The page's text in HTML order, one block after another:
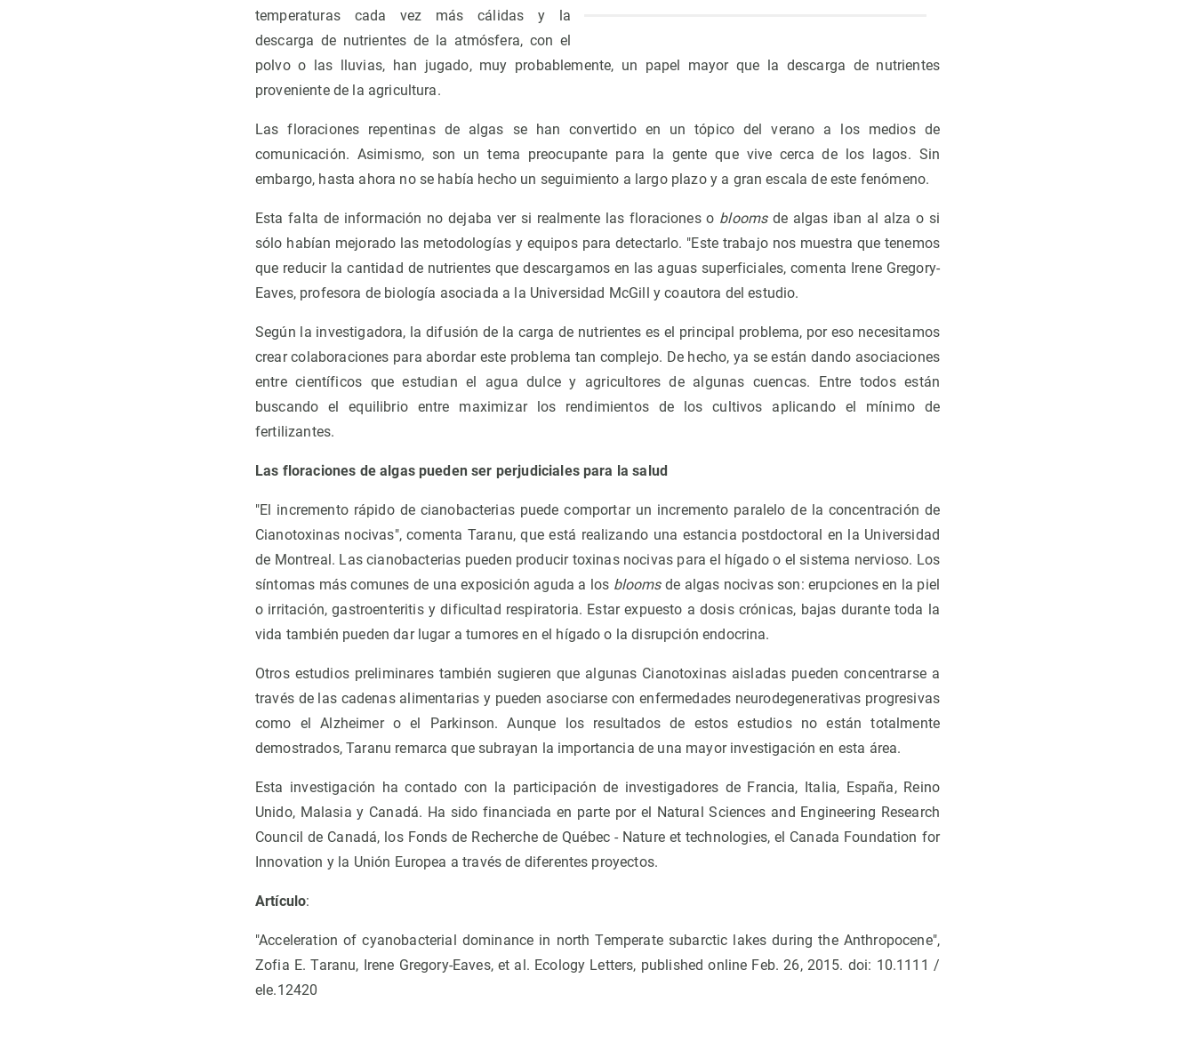
temperaturas cada vez más cálidas y la
descarga de nutrientes de la atmósfera, con el
polvo o las lluvias, han jugado, muy probablemente, un papel mayor que la descarga de nutrientes
proveniente de la agricultura.
Las floraciones repentinas de algas se han convertido en un tópico del verano a los medios de
comunicación. Asimismo, son un tema preocupante para la gente que vive cerca de los lagos. Sin
embargo, hasta ahora no se había hecho un seguimiento a largo plazo y a gran escala de este fenómeno.
Esta falta de información no dejaba ver si realmente las floraciones o bloomsde algas iban al alza o si
sólo habían mejorado las metodologías y equipos para detectarlo. "Este trabajo nos muestra que tenemos
que reducir la cantidad de nutrientes que descargamos en las aguas superficiales, comenta Irene Gregory-
Eaves, profesora de biología asociada a la Universidad McGill y coautora del estudio.
Según la investigadora, la difusión de la carga de nutrientes es el principal problema, por eso necesitamos
crear colaboraciones para abordar este problema tan complejo. De hecho, ya se están dando asociaciones
entre científicos que estudian el agua dulce y agricultores de algunas cuencas. Entre todos están
buscando el equilibrio entre maximizar los rendimientos de los cultivos aplicando el mínimo de
fertilizantes.
Las floraciones de algas pueden ser perjudiciales para la salud
"El incremento rápido de cianobacterias puede comportar un incremento paralelo de la concentración de
Cianotoxinas nocivas", comenta Taranu, que está realizando una estancia postdoctoral en la Universidad
de Montreal. Las cianobacterias pueden producir toxinas nocivas para el hígado o el sistema nervioso. Los
síntomas más comunes de una exposición aguda a los bloomsde algas nocivas son: erupciones en la piel
o irritación, gastroenteritis y dificultad respiratoria. Estar expuesto a dosis crónicas, bajas durante toda la
vida también pueden dar lugar a tumores en el hígado o la disrupción endocrina.
Otros estudios preliminares también sugieren que algunas Cianotoxinas aisladas pueden concentrarse a
través de las cadenas alimentarias y pueden asociarse con enfermedades neurodegenerativas progresivas
como el Alzheimer o el Parkinson. Aunque los resultados de estos estudios no están totalmente
demostrados, Taranu remarca que subrayan la importancia de una mayor investigación en esta área.
Esta investigación ha contado con la participación de investigadores de Francia, Italia, España, Reino
Unido, Malasia y Canadá. Ha sido financiada en parte por el Natural Sciences and Engineering Research
Council de Canadá, los Fonds de Recherche de Québec - Nature et technologies, el Canada Foundation for
Innovation y la Unión Europea a través de diferentes proyectos.
Artículo:
"Acceleration of cyanobacterial dominance in north Temperate subarctic lakes during the Anthropocene",
Zofia E. Taranu, Irene Gregory-Eaves, et al. Ecology Letters, published online Feb. 26, 2015. doi: 10.1111 /
ele.12420